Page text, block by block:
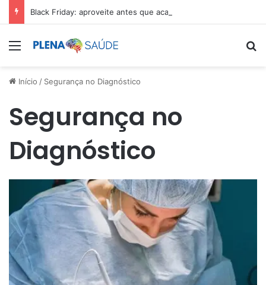
Black Friday: aproveite antes que acabe
Menu
Início / Segurança no Diagnóstico
Segurança no
Diagnóstico